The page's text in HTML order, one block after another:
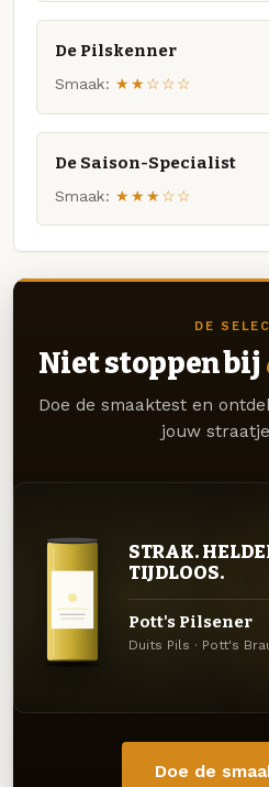
De Pilskenner
Smaak: ★★☆☆☆
De Saison-Specialist
Smaak: ★★★☆☆
DE
Niet stoppen bij
Doe de smaaktest en
jouw
STRAK.
TIJDLOOS.
Pott's Pilsener
Duits Pils · Pott's
Doe de